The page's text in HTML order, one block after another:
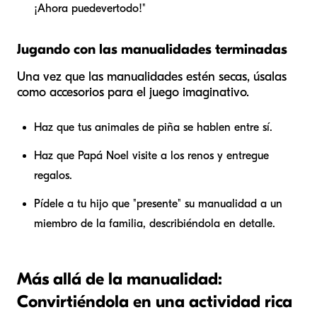
¡Ahora puedevertodo!"
Jugando con las manualidades terminadas
Una vez que las manualidades estén secas, úsalas
como accesorios para el juego imaginativo.
Haz que tus animales de piña se hablen entre sí.
Haz que Papá Noel visite a los renos y entregue
regalos.
Pídele a tu hijo que "presente" su manualidad a un
miembro de la familia, describiéndola en detalle.
Más allá de la manualidad:
Convirtiéndola en una actividad rica